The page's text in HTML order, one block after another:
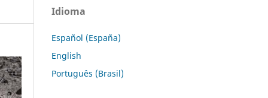
Idioma
Español (España)
English
Português (Brasil)